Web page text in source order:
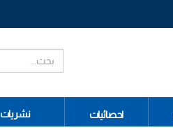
احصائيات نشريات